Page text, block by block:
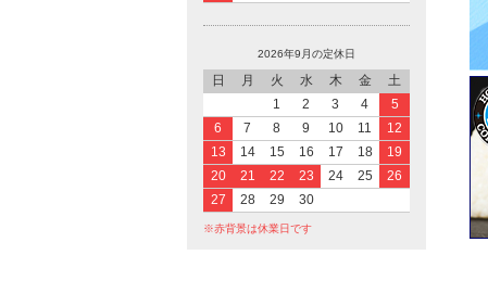
2026年9月の定休日
日 月 火 水 木 金
土
1
2 3 4
5
6
7 8 9 10 11
12
13
14 15 16 17 18
19
20
21 22 23 24 25
26
27
28 29 30
※赤背景は休業日です